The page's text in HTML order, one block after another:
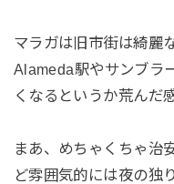
マラガは旧市街は綺麗
Alameda駅やサンブラ
くなるというか荒んだ
まあ、めちゃくちゃ治
ど雰囲気的には夜の独